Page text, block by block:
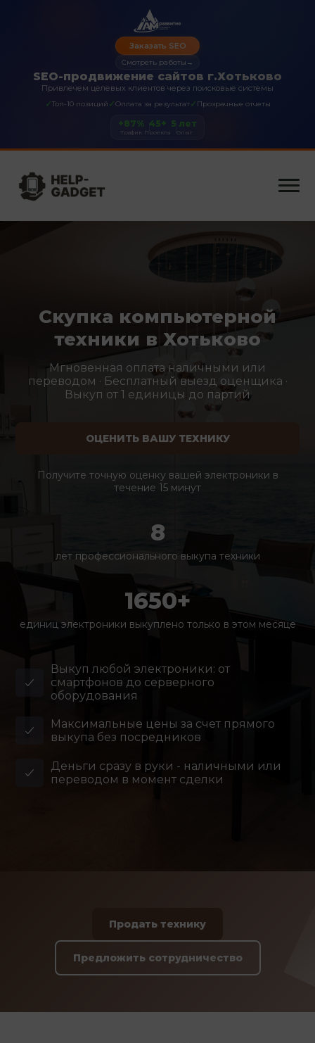
SEO-продвижение сайтов г.Хотьково
Привлечем целевых клиентов через поисковые системы
✓Топ-10 позиций ✓Оплата за результат✓ Прозрачные отчеты
Заказать SEO
Смотреть работы →
+87%
Трафик
45+
Проекты
5 лет
Опыт
Скупка компьютерной
техники в Хотьково
Мгновенная оплата наличными или
переводом · Бесплатный выезд оценщика ·
Выкуп от 1 единицы до партий
ОЦЕНИТЬ ВАШУ ТЕХНИКУ
Получите точную оценку вашей электроники в
течение 15 минут
8
лет профессионального выкупа техники
1650+
единиц электроники выкуплено только в этом месяце
Выкуп любой электроники: от
смартфонов до серверного
оборудования
Максимальные цены за счет прямого
выкупа без посредников
Деньги сразу в руки - наличными или
переводом в момент сделки
Продать технику
Предложить сотрудничество